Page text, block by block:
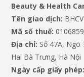
Beauty & Health
Tên giao dịch:
Mã số thuế:
Địa chỉ: Số 47A, Ngõ
Hai Bà Trưng, Hà Nội
Ngày cấp giấy phép: